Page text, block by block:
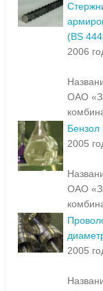
(ВS
2006
ОАО
Бензол
2005
ОАО
2005